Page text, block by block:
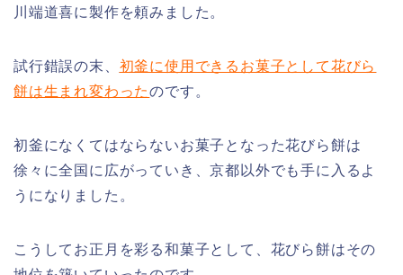
川端道喜に製作を頼みました。
試行錯誤の末、 初釜に使用できるお菓子として花びら
餅は生まれ変わったのです。
初釜になくてはならないお菓子となった花びら餅は
徐々に全国に広がっていき、京都以外でも手に入るよ
うになりました。
こうしてお正月を彩る和菓子として、花びら餅はその